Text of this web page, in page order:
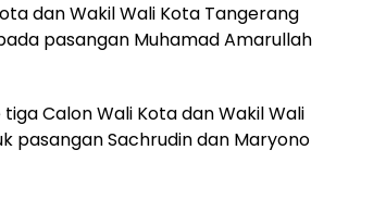
dan Wakil Wali Kota Tangerang
pasangan Muhamad Amarullah
Calon Wali Kota dan Wakil Wali
pasangan Sachrudin dan Maryono